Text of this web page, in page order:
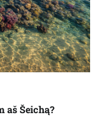
aš Šeichą?